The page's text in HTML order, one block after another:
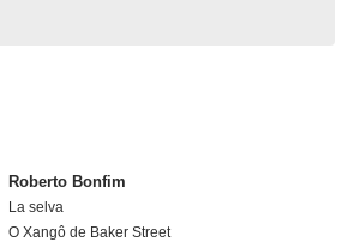
Roberto Bonfim
La selva
O Xangô de Baker Street